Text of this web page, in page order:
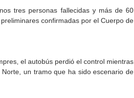
tres personas fallecidas y más de 60
confirmadas por el Cuerpo de
el autobús perdió el control mientras
un tramo que ha sido escenario de